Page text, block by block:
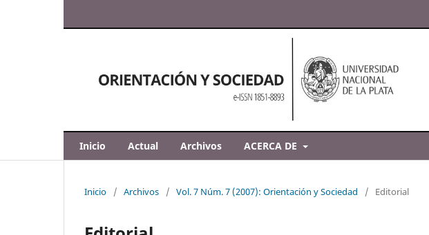
Inicio Actual Archivos ACERCA DE
Inicio / Archivos / Vol. 7 Núm. 7 (2007): Orientación y Sociedad / Editorial